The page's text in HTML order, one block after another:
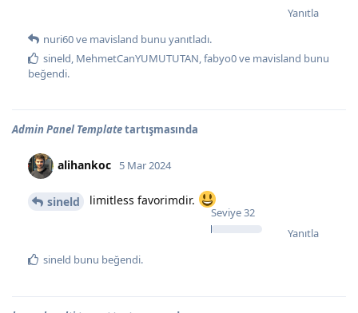
Yanıtla
nuri60ve mavisland bunu yanıtladı.
sineld, MehmetCanYUMUTUTAN,fabyo0ve mavisland bunu
beğendi.
Admin Panel Templatetartışmasında
alihankoc
Seviye32
5 Mar 2024
sineld limitless favorimdir.
Yanıtla
sineld bunu beğendi.